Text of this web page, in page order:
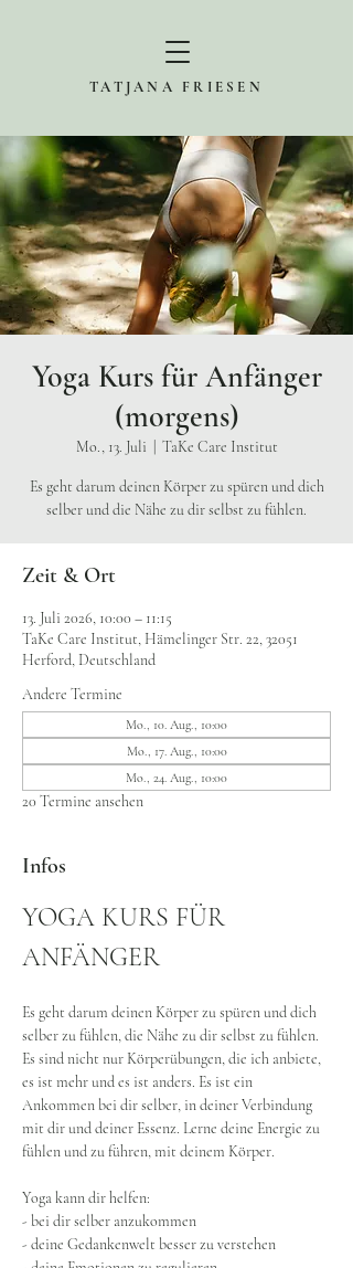
TATJANA FRIESEN
Yoga Kurs für Anfänger
(morgens)
Mo., 13. Juli TaKe Care Institut
Es geht darum deinen Körper zu spüren und dich
selber und die Nähe zu dir selbst zu fühlen.
Zeit & Ort
13. Juli 2026, 10:00 – 11:15
TaKe Care Institut, Hämelinger Str. 22, 32051
Herford, Deutschland
Andere Termine
Mo., 10. Aug., 10:00
Mo., 17. Aug., 10:00
Mo., 24. Aug., 10:00
20 Termine ansehen
Infos
YOGA KURS FÜR
ANFÄNGER
Es geht darum deinen Körper zu spüren und dich
selber zu fühlen, die Nähe zu dir selbst zu fühlen.
Es sind nicht nur Körperübungen, die ich anbiete,
es ist mehr und es ist anders. Es ist ein
Ankommen bei dir selber, in deiner Verbindung
mit dir und deiner Essenz. Lerne deine Energie zu
fühlen und zu führen, mit deinem Körper.
Yoga kann dir helfen:
- bei dir selber anzukommen
- deine Gedankenwelt besser zu verstehen